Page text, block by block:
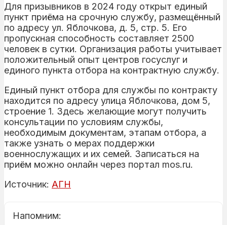
Для призывников в 2024 году открыт единый
пункт приёма на срочную службу, размещённый
по адресу ул. Яблочкова, д. 5, стр. 5. Его
пропускная способность составляет 2500
человек в сутки. Организация работы учитывает
положительный опыт центров госуслуг и
единого пункта отбора на контрактную службу.
Единый пункт отбора для службы по контракту
находится по адресу улица Яблочкова, дом 5,
строение 1. Здесь желающие могут получить
консультации по условиям службы,
необходимым документам, этапам отбора, а
также узнать о мерах поддержки
военнослужащих и их семей. Записаться на
приём можно онлайн через портал mos.ru.
Источник: АГН
Напомним: